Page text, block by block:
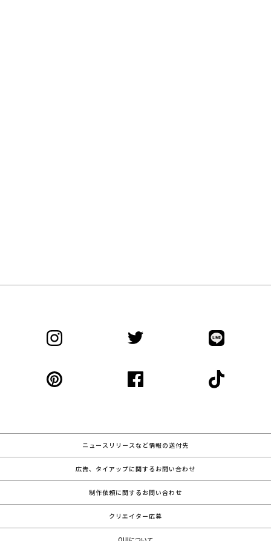
ニュースリリースなど情報の送付先
広告、タイアップに関するお問い合わせ
制作依頼に関するお問い合わせ
クリエイター応募